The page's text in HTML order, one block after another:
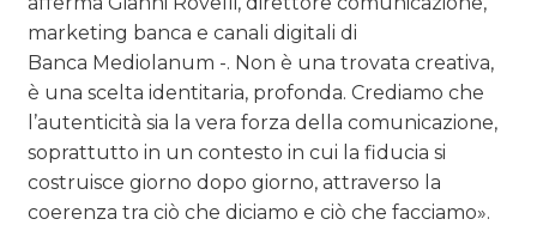
marketing banca e canali digitali di
Banca Mediolanum -. Non è una trovata creativa,
è una scelta identitaria, profonda. Crediamo che
l’autenticità sia la vera forza della comunicazione,
soprattutto in un contesto in cui la fiducia si
costruisce giorno dopo giorno, attraverso la
coerenza tra ciò che diciamo e ciò che facciamo».